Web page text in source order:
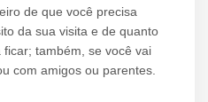
de que você precisa
da sua visita e de quanto
também, se você vai
com amigos ou parentes.